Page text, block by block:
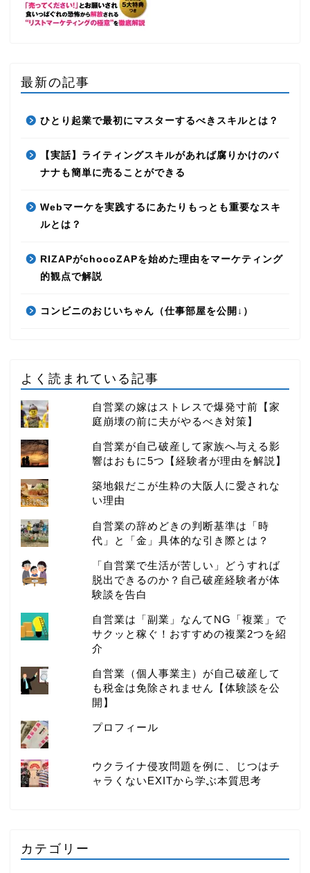
最新の記事
ひとり起業で最初にマスターするべきスキルとは？
【実話】ライティングスキルがあれば腐りかけのバ
ナナも簡単に売ることができる
Webマーケを実践するにあたりもっとも重要なスキ
ルとは？
RIZAPがchocoZAPを始めた理由をマーケティング
的観点で解説
コンビニのおじいちゃん（仕事部屋を公開↓）
よく読まれている記事
自営業の嫁はストレスで爆発寸前【家
庭崩壊の前に夫がやるべき対策】
自営業が自己破産して家族へ与える影
響はおもに5つ【経験者が理由を解説】
築地銀だこが生粋の大阪人に愛されな
い理由
自営業の辞めどきの判断基準は「時
代」と「金」具体的な引き際とは？
「自営業で生活が苦しい」どうすれば
脱出できるのか？自己破産経験者が体
験談を告白
自営業は「副業」なんてNG「複業」で
サクッと稼ぐ！おすすめの複業2つを紹
介
自営業（個人事業主）が自己破産して
も税金は免除されません【体験談を公
開】
プロフィール
ウクライナ侵攻問題を例に、じつはチ
ャラくないEXITから学ぶ本質思考
カテゴリー